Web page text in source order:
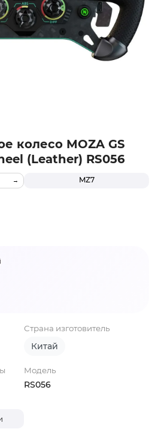
колесо MOZA GS
(Leather) RS056
MZ7
Страна изготовитель
Китай
Модель
RS056